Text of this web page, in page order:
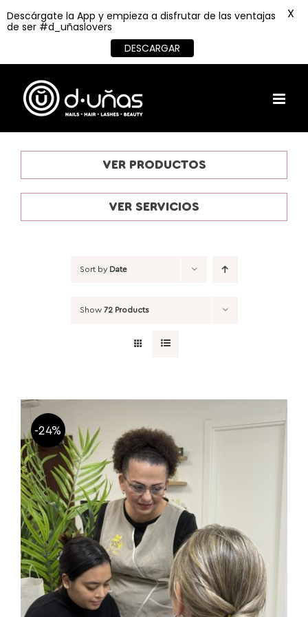
content
VER PRODUCTOS
VER SERVICIOS
Sort by Date
Show 72 Products
-24%
Descárgate la App y empieza a disfrutar de las ventajas
de ser #d_uñaslovers
DESCARGAR
X